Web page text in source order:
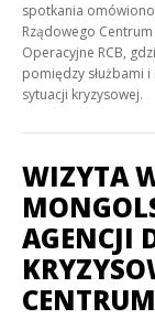
spotkania
Rządowego
Operacyjne RCB,
pomiędzy służbami
sytuacji kryzysowej.
WIZYTA
AGENCJI